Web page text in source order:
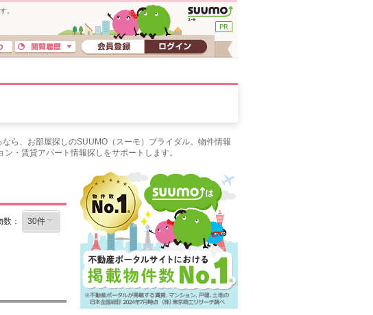
。
ら、お部屋探しのSUUMO（スーモ）ブライダル。物件情報
・賃貸アパート情報探しをサポートします。
：